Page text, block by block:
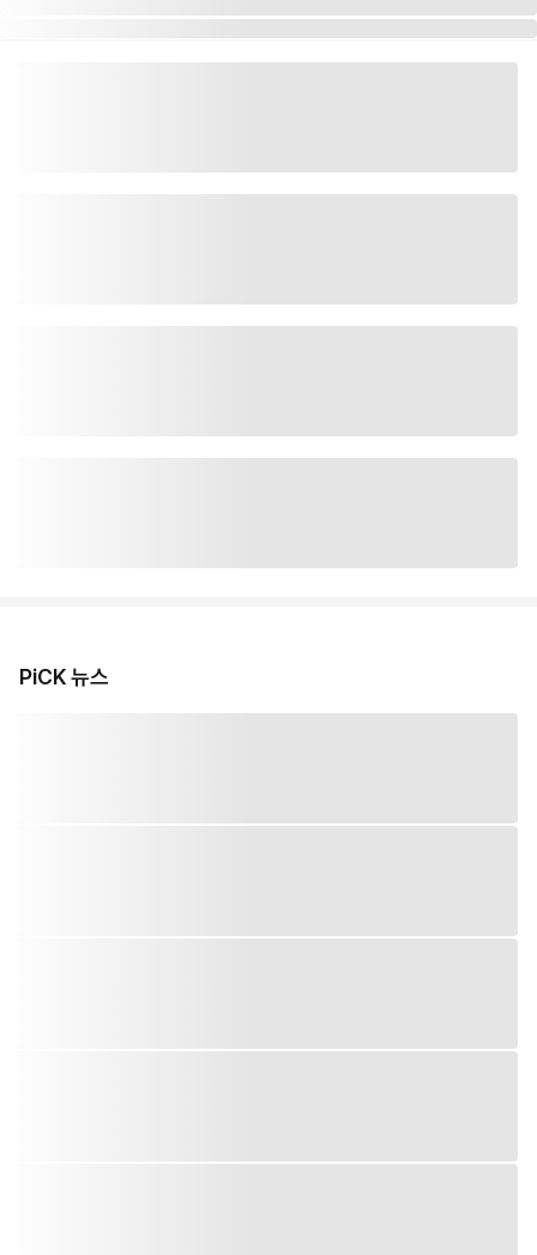
PiCK 뉴스